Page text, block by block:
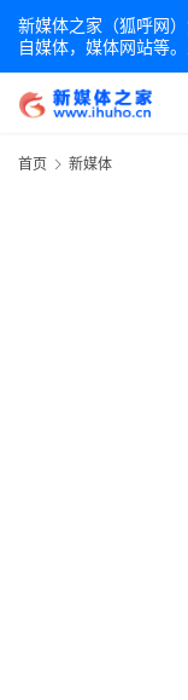
新媒体之家（狐呼网
自媒体，媒体网站等
首页 新媒体